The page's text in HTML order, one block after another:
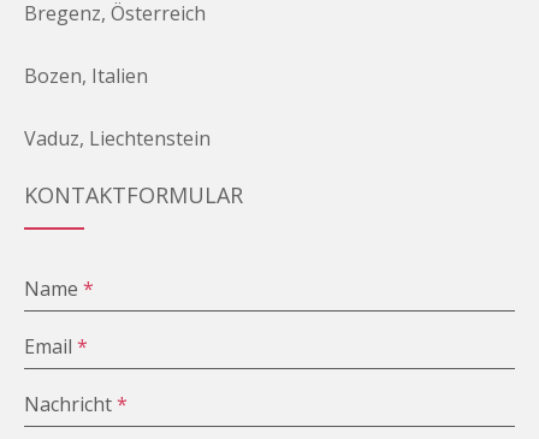
Bregenz, Österreich
Bozen, Italien
Vaduz, Liechtenstein
KONTAKTFORMULAR
Name*
Email*
Nachricht*